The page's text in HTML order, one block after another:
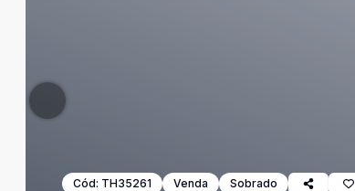
Cód: TH35261 Venda Sobrado